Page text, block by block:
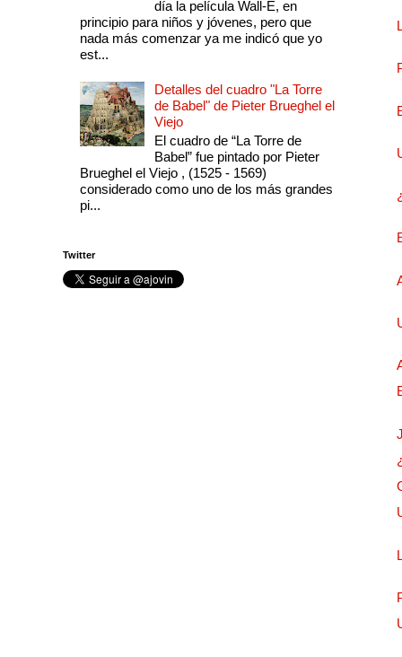
día la película Wall-E, en
principio para niños y jóvenes, pero que
nada más comenzar ya me indicó que yo
est...
Detalles del cuadro "La Torre
de Babel" de Pieter Brueghel el
Viejo
El cuadro de “La Torre de
Babel” fue pintado por Pieter
Brueghel el Viejo , (1525 - 1569)
considerado como uno de los más grandes
pi...
Twitter